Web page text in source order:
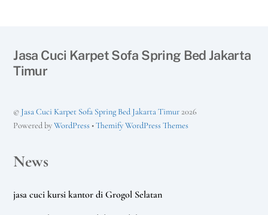
Jasa Cuci Karpet Sofa Spring Bed Jakarta
Timur
© Jasa Cuci Karpet Sofa Spring Bed Jakarta Timur2026
Powered byWordPress •Themify WordPress Themes
News
jasa cuci kursi kantor di Grogol Selatan